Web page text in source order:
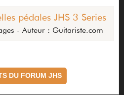
pédales JHS 3 Series
- Auteur : Guitariste.com
DU FORUM JHS